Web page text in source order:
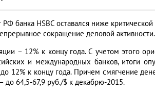
банка HSBC оставался ниже
сокращение деловой активности.
– 12% к концу года. С учетом этого
и международных банков, итоги
12% к концу года. Причем смягчение
до 64,5-67,9 руб./$ к декабрю-2015.